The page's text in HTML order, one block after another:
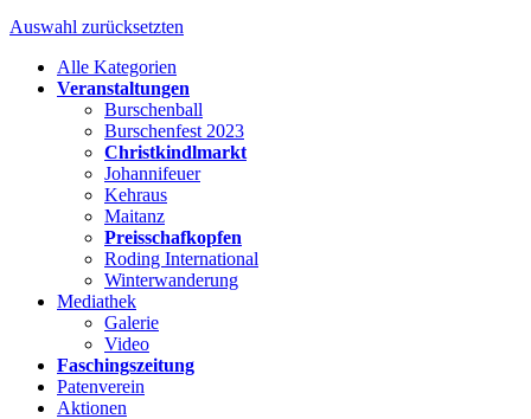
Auswahl zurücksetzten
Alle Kategorien
Veranstaltungen
Burschenball
Burschenfest 2023
Christkindlmarkt
Johannifeuer
Kehraus
Maitanz
Preisschafkopfen
Roding International
Winterwanderung
Mediathek
Galerie
Video
Faschingszeitung
Patenverein
Aktionen